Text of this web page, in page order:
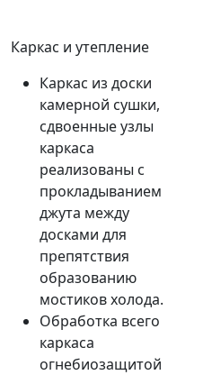
Каркас и утепление
Каркас из доски
камерной сушки,
сдвоенные узлы
каркаса
реализованы с
прокладыванием
джута между
досками для
препятствия
образованию
мостиков холода.
Обработка всего
каркаса
огнебиозащитой